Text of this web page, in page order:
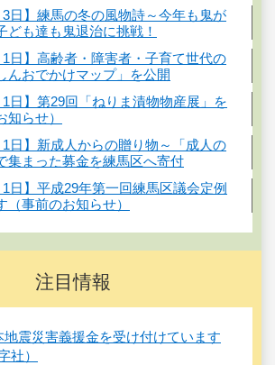
3日】練馬の冬の風物詩～今年も鬼が
ども達も鬼退治に挑戦！
1日】高齢者・障害者・子育て世代の
んおでかけマップ」を公開
1日】第29回「ねりま漬物物産展」を
知らせ）
1日】新成人からの贈り物～「成人の
集まった募金を練馬区へ寄付
1日】平成29年第一回練馬区議会定例
（事前のお知らせ）
注目情報
地震災害義援金を受け付けています
社）